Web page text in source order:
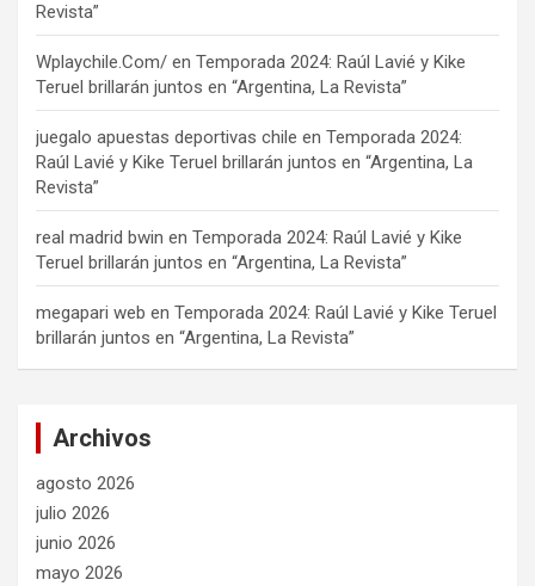
Revista”
Wplaychile.Com/ en Temporada 2024: Raúl Lavié y Kike
Teruel brillarán juntos en “Argentina, La Revista”
juegalo apuestas deportivas chile en Temporada 2024:
Raúl Lavié y Kike Teruel brillarán juntos en “Argentina, La
Revista”
real madrid bwin en Temporada 2024: Raúl Lavié y Kike
Teruel brillarán juntos en “Argentina, La Revista”
megapari web en Temporada 2024: Raúl Lavié y Kike Teruel
brillarán juntos en “Argentina, La Revista”
Archivos
agosto 2026
julio 2026
junio 2026
mayo 2026